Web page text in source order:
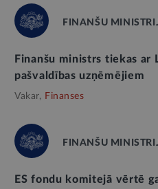
FINANŠU
Finanšu ministrs tiekas ar
pašvaldības uzņēmējiem
Vakar, Finanses
FINANŠU
ES fondu komitejā vērtē